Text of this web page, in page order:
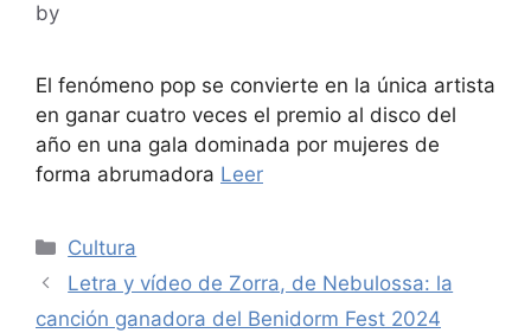
by
El fenómeno pop se convierte en la única artista
en ganar cuatro veces el premio al disco del
año en una gala dominada por mujeres de
forma abrumadora Leer
Categories
Cultura
Letra y vídeo de Zorra, de Nebulossa: la
canción ganadora del Benidorm Fest 2024